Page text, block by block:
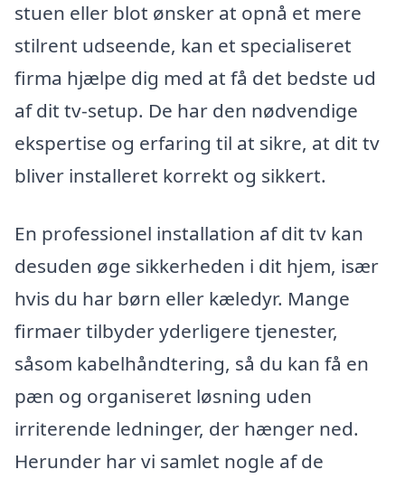
stuen eller blot ønsker at opnå et mere
stilrent udseende, kan et specialiseret
firma hjælpe dig med at få det bedste ud
af dit tv-setup. De har den nødvendige
ekspertise og erfaring til at sikre, at dit tv
bliver installeret korrekt og sikkert.
En professionel installation af dit tv kan
desuden øge sikkerheden i dit hjem, især
hvis du har børn eller kæledyr. Mange
firmaer tilbyder yderligere tjenester,
såsom kabelhåndtering, så du kan få en
pæn og organiseret løsning uden
irriterende ledninger, der hænger ned.
Herunder har vi samlet nogle af de